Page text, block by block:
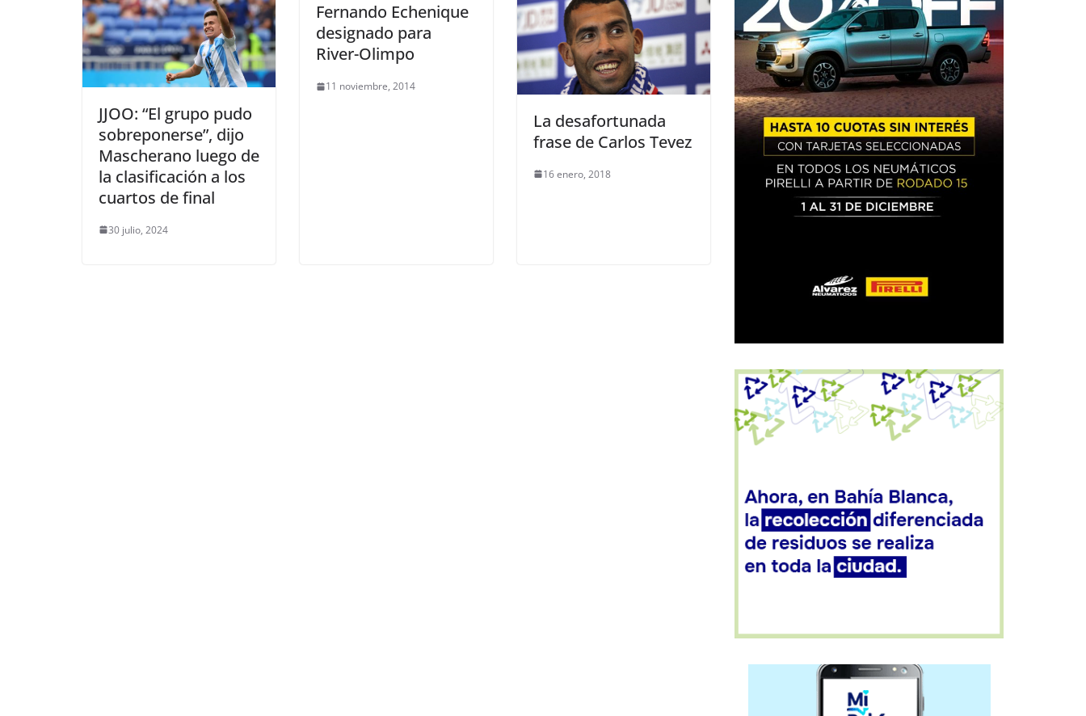
JJOO: “El grupo pudo
sobreponerse”, dijo
Mascherano luego de
la clasificación a los
cuartos de final
30 julio, 2024
Fernando Echenique
designado para
River-Olimpo
11 noviembre, 2014
La desafortunada
frase de Carlos Tevez
16 enero, 2018